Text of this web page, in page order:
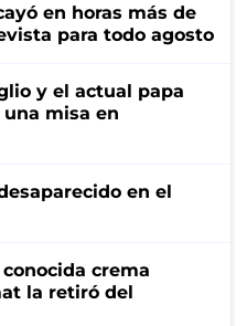
en horas más de
para todo agosto
y el actual papa
misa en
en el
crema
la retiró del